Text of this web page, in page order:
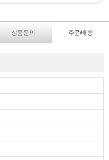
상품문의 주문/배송